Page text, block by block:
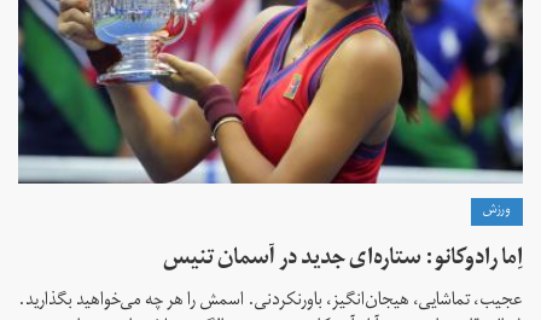
ورزش
اِما رادوکانو: ستاره‌ای جدید در آسمان تنیس
عجیب، تماشایی، هیجان‌انگیز، باورنکردنی. اسمش را هر چه می‌خواهید بگذارید.